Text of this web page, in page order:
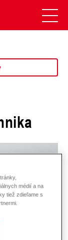
médií a na
tiež zdieľame s